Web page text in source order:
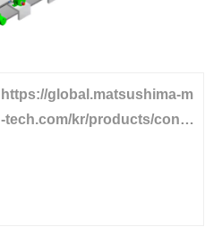
https://global.matsushima-m
-tech.com/kr/products/conv